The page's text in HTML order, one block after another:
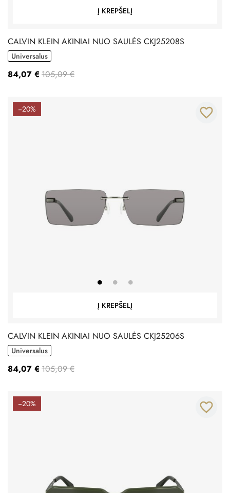
Į KREPŠELĮ
CALVIN KLEIN AKINIAI NUO SAULĖS CKJ25208S
Universalus
84,07 € 105,09 €
−20%
Į KREPŠELĮ
favorite_border
CALVIN KLEIN AKINIAI NUO SAULĖS CKJ25206S
Universalus
84,07 € 105,09 €
−20% favorite_border